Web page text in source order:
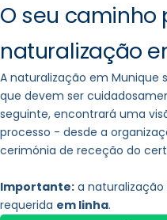
pagamento: Débito
(Visa, Mastercard),
Confirmação de
confirmação de
na sua caixa de correio
Aguarde a resposta:
Estrangeiros entrará
for favorável.
no serviço de imigração.
O seu caminho
naturalização
A naturalização em Munique
que devem ser
seguinte, encontrará uma
processo - desde a
cerimónia de receção do
Importante: a
requerida em linha.